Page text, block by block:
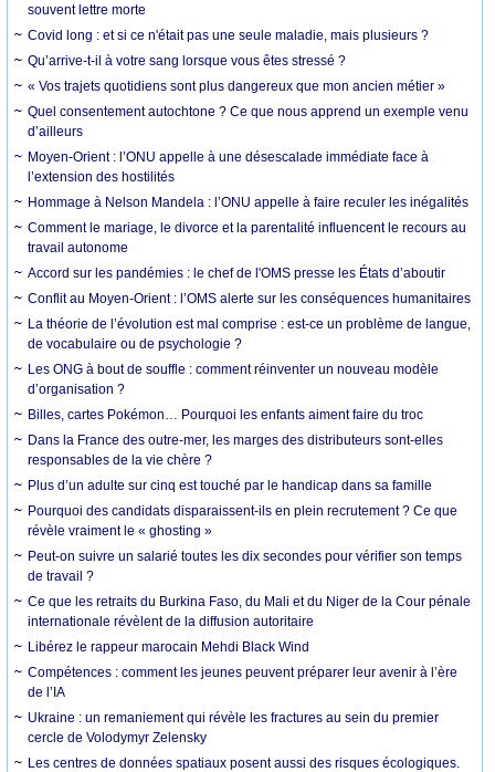
souvent lettre morte
Covid long : et si ce n'était pas une seule maladie, mais plusieurs ?
Qu’arrive-t-il à votre sang lorsque vous êtes stressé ?
« Vos trajets quotidiens sont plus dangereux que mon ancien métier »
Quel consentement autochtone ? Ce que nous apprend un exemple venu
d’ailleurs
Moyen-Orient : l’ONU appelle à une désescalade immédiate face à
l’extension des hostilités
Hommage à Nelson Mandela : l’ONU appelle à faire reculer les inégalités
Comment le mariage, le divorce et la parentalité influencent le recours au
travail autonome
Accord sur les pandémies : le chef de l'OMS presse les États d’aboutir
Conflit au Moyen-Orient : l’OMS alerte sur les conséquences humanitaires
La théorie de l’évolution est mal comprise : est-ce un problème de langue,
de vocabulaire ou de psychologie ?
Les ONG à bout de souffle : comment réinventer un nouveau modèle
d’organisation ?
Billes, cartes Pokémon… Pourquoi les enfants aiment faire du troc
Dans la France des outre-mer, les marges des distributeurs sont-elles
responsables de la vie chère ?
Plus d’un adulte sur cinq est touché par le handicap dans sa famille
Pourquoi des candidats disparaissent-ils en plein recrutement ? Ce que
révèle vraiment le « ghosting »
Peut-on suivre un salarié toutes les dix secondes pour vérifier son temps
de travail ?
Ce que les retraits du Burkina Faso, du Mali et du Niger de la Cour pénale
internationale révèlent de la diffusion autoritaire
Libérez le rappeur marocain Mehdi Black Wind
Compétences : comment les jeunes peuvent préparer leur avenir à l’ère
de l’IA
Ukraine : un remaniement qui révèle les fractures au sein du premier
cercle de Volodymyr Zelensky
Les centres de données spatiaux posent aussi des risques écologiques.